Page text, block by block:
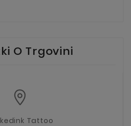
O Trgovini
Tattoo